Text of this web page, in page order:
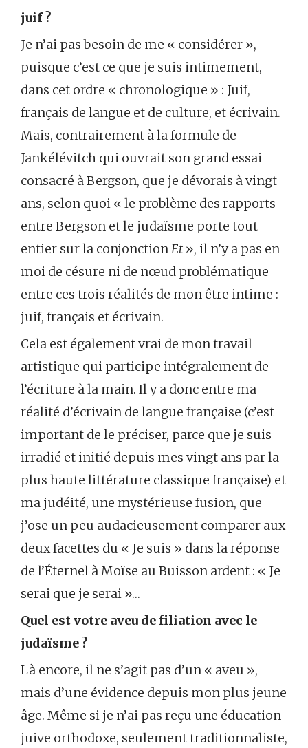
juif ?
Je n’ai pas besoin de me « considérer »,
puisque c’est ce que je suis intimement,
dans cet ordre « chronologique » : Juif,
français de langue et de culture, et écrivain.
Mais, contrairement à la formule de
Jankélévitch qui ouvrait son grand essai
consacré à Bergson, que je dévorais à vingt
ans, selon quoi « le problème des rapports
entre Bergson et le judaïsme porte tout
entier sur la conjonctionEt », il n’y a pas en
moi de césure ni de nœud problématique
entre ces trois réalités de mon être intime :
juif, français et écrivain.
Cela est également vrai de mon travail
artistique qui participe intégralement de
l’écriture à la main. Il y a donc entre ma
réalité d’écrivain de langue française (c’est
important de le préciser, parce que je suis
irradié et initié depuis mes vingt ans par la
plus haute littérature classique française) et
ma judéité, une mystérieuse fusion, que
j’ose un peu audacieusement comparer aux
deux facettes du « Je suis » dans la réponse
de l’Éternel à Moïse au Buisson ardent : « Je
serai que je serai »…
Quel est votre aveu de filiation avec le
judaïsme ?
Là encore, il ne s’agit pas d’un « aveu »,
mais d’une évidence depuis mon plus jeune
âge. Même si je n’ai pas reçu une éducation
juive orthodoxe, seulement traditionnaliste,